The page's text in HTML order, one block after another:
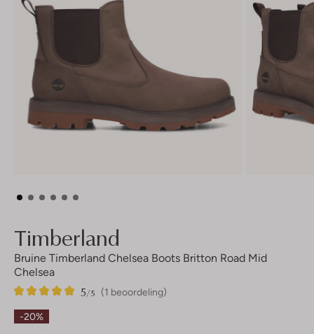
Timberland
Bruine Timberland Chelsea Boots Britton Road Mid
Chelsea
(1 beoordeling)
5/5
1
5
Sterren
-20%